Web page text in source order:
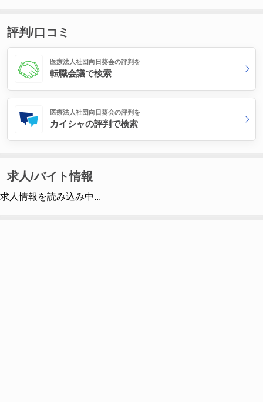
評判/口コミ
医療法人社団向日葵会の評判を
転職会議で検索
医療法人社団向日葵会の評判を
カイシャの評判で検索
求人/バイト情報
求人情報を読み込み中...